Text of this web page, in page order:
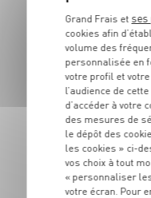
Grand Frais et
cookies afin
volume des
personnalisée en
votre profil et
l’audience de
d’accéder à votre
des mesures de
le dépôt des
les cookies » ci-
vos choix à tout
« personnaliser
votre écran. Pour